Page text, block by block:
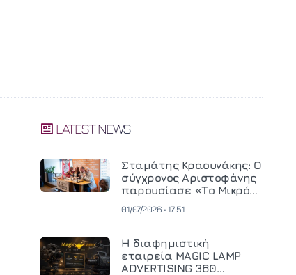
LATEST NEWS
Σταμάτης Κραουνάκης: Ο
σύγχρονος Αριστοφάνης
παρουσίασε «Το Μικρό
01/07/2026 • 17:51
Η διαφημιστική
εταιρεία MAGIC LAMP
ADVERTISING 360